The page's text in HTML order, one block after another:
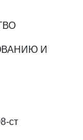
И
ст